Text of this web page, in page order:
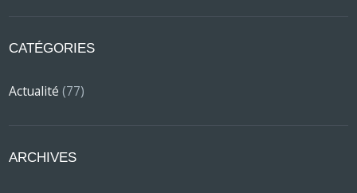
CATÉGORIES
Actualité (77)
ARCHIVES